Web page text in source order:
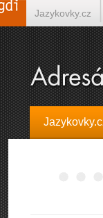
Jazykovky.cz
Španělština